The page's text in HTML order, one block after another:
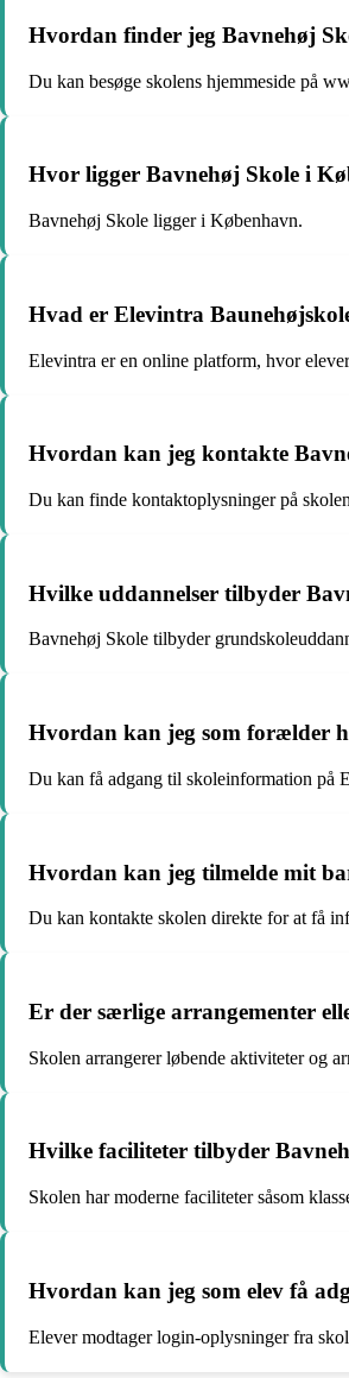
Hvordan finder jeg Bavnehøj
Du kan besøge skolens hjemmeside på
Hvor ligger Bavnehøj Skole i
Bavnehøj Skole ligger i København.
Hvad er Elevintra
Elevintra er en online platform, hvor
Hvordan kan jeg kontakte
Du kan finde kontaktoplysninger på
Hvilke uddannelser tilbyder
Bavnehøj Skole tilbyder
Hvordan kan jeg som forælder
Du kan få adgang til skoleinformation på
Hvordan kan jeg tilmelde mit
Du kan kontakte skolen direkte for at få
Er der særlige arrangementer
Skolen arrangerer løbende aktiviteter og
Hvilke faciliteter tilbyder
Skolen har moderne faciliteter såsom
Hvordan kan jeg som elev få
Elever modtager login-oplysninger fra